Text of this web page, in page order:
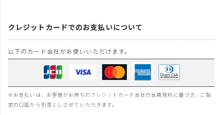
クレジットカードでのお支払いについて
以下のカード会社がお使いいただけます。
※お支払いは、お客様がお持ちのクレジットカード会社の会員規約に基づき、ご指
定の口座から引落としさせていただきます。